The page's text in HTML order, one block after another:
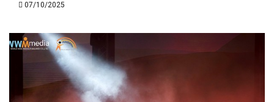
07/10/2025